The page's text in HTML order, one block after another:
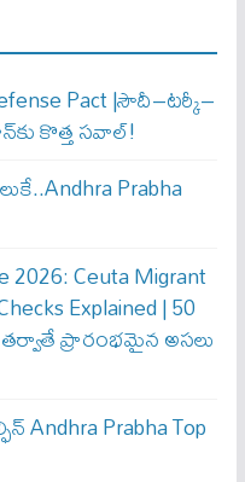
Pact |సౌదీ–టర్కీ–
కొత్త సవాల్!
Prabha
2026: Ceuta Migrant
Explained | 50
ప్రారంభ‌మైన అసలు
Andhra Prabha Top